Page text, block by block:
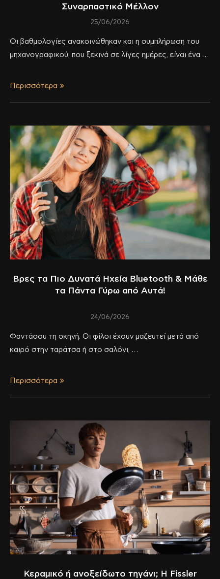
Συναρπαστικό Μέλλον
25/06/2026
Οι βαθμολογίες ανακοινώθηκαν και η συμπλήρωση του
μηχανογραφικού, που ξεκινά σε λίγες ημέρες, είναι ένα …
Περισσότερα
Βρες τα Πιο Δυνατά Ηχεία Bluetooth & Μάθε
τα Πάντα Γύρω από Αυτά!
24/06/2026
Φαντάσου τη σκηνή. Οι φίλοι έχουν μαζευτεί μετά από
καιρό στην ταράτσα ή στο σαλόνι, …
Περισσότερα
Κεραμικό ή ανοξείδωτο τηγάνι; Η Fissler